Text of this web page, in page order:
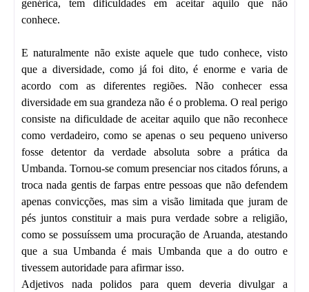
genérica, tem dificuldades em aceitar aquilo que não
conhece.
E naturalmente não existe aquele que tudo conhece, visto
que a diversidade, como já foi dito, é enorme e varia de
acordo com as diferentes regiões. Não conhecer essa
diversidade em sua grandeza não é o problema. O real perigo
consiste na dificuldade de aceitar aquilo que não reconhece
como verdadeiro, como se apenas o seu pequeno universo
fosse detentor da verdade absoluta sobre a prática da
Umbanda. Tornou-se comum presenciar nos citados fóruns, a
troca nada gentis de farpas entre pessoas que não defendem
apenas convicções, mas sim a visão limitada que juram de
pés juntos constituir a mais pura verdade sobre a religião,
como se possuíssem uma procuração de Aruanda, atestando
que a sua Umbanda é mais Umbanda que a do outro e
tivessem autoridade para afirmar isso.
Adjetivos nada polidos para quem deveria divulgar a